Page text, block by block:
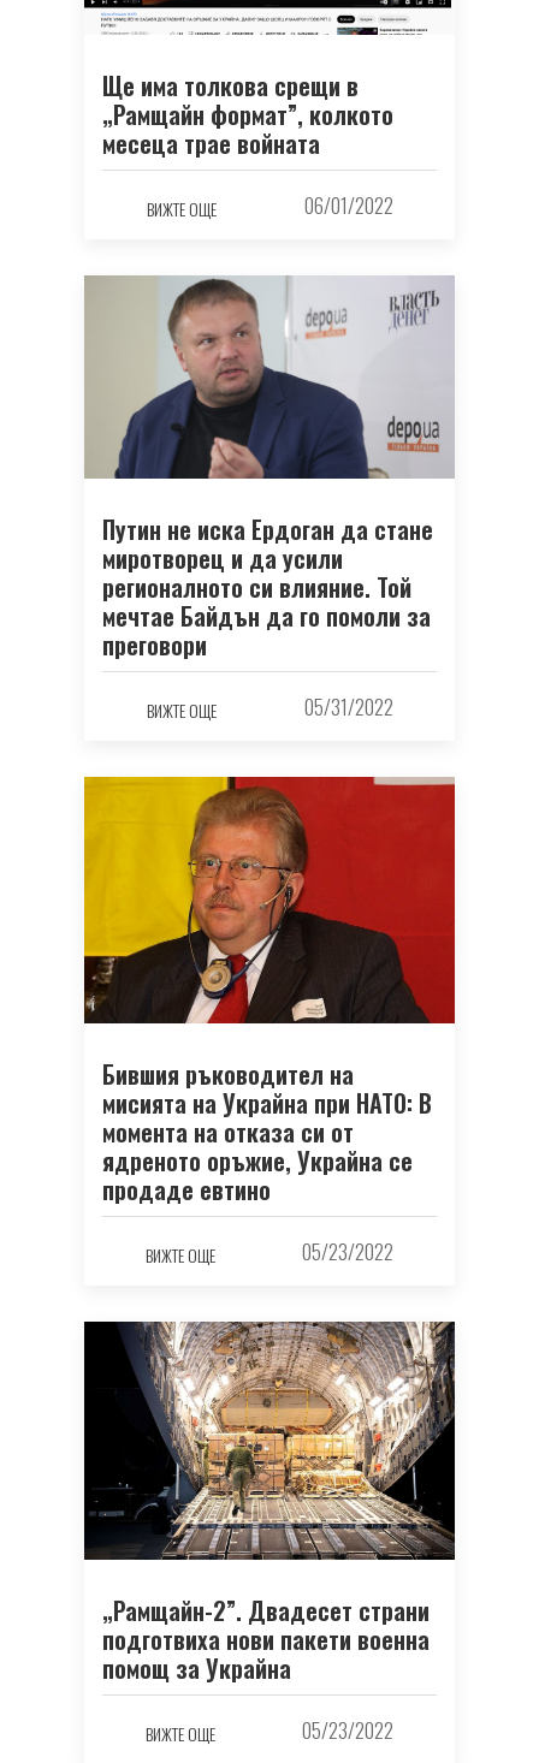
Ще има толкова срещи в
„Рамщайн формат”, колкото
месеца трае войната
ВИЖТЕ ОЩЕ 06/01/2022
Путин не иска Ердоган да стане
миротворец и да усили
регионалното си влияние. Той
мечтае Байдън да го помоли за
преговори
ВИЖТЕ ОЩЕ 05/31/2022
Бившия ръководител на
мисията на Украйна при НАТО: В
момента на отказа си от
ядреното оръжие, Украйна се
продаде евтино
ВИЖТЕ ОЩЕ 05/23/2022
„Рамщайн-2”. Двадесет страни
подготвиха нови пакети военна
помощ за Украйна
ВИЖТЕ ОЩЕ 05/23/2022